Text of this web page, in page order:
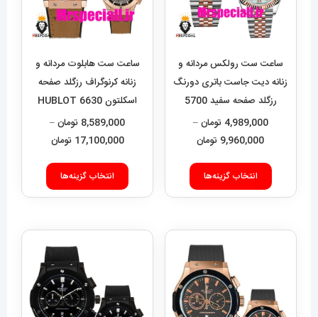
ساعت ست رولکس مردانه و
زنانه دیت جاست باتری دورنگ
رزگلد صفحه سفید 5700
Rolex Date just
4,989,000 تومان–
9,960,000 تومانمحدوده
تا
انتخاب گزینه‌ها
این
محصول
انواع
مختلفی
می
باشد.
گزینه
ساعت ست هابلوت مردانه و
زنانه کرنوگراف رزگلد صفحه
اسکلتون 6630 HUBLOT
BIG BANG
8,589,000 تومان–
17,100,000 تومانمحدوده
تا
انتخاب گزینه‌ها
این
محصول
انواع
مختلفی
می
باشد.
گزینه